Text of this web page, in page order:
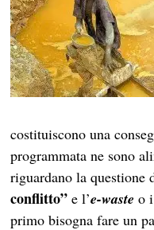
costituiscono una
programmata ne sono
riguardano la
conflitto” e l’e-waste o
primo bisogna fare un